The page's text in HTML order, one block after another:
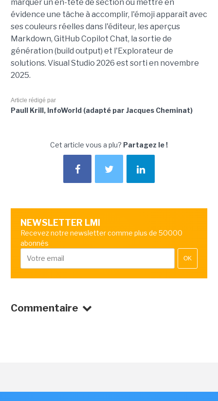
marquer un en-tête de section ou mettre en
évidence une tâche à accomplir, l'émoji apparaît avec
ses couleurs réelles dans l'éditeur, les aperçus
Markdown, GitHub Copilot Chat, la sortie de
génération (build output) et l'Explorateur de
solutions. Visual Studio 2026 est sorti en novembre
2025.
Article rédigé par
Paull Krill, InfoWorld (adapté par Jacques Cheminat)
Cet article vous a plu? Partagez le !
NEWSLETTER LMI
Recevez notre newsletter comme plus de 50000
abonnés
OK
Commentaire